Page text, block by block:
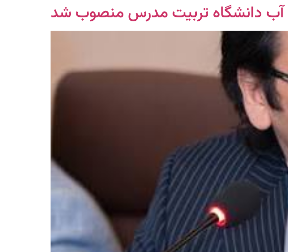
دانشگاه تربیت مدرس منصوب شد